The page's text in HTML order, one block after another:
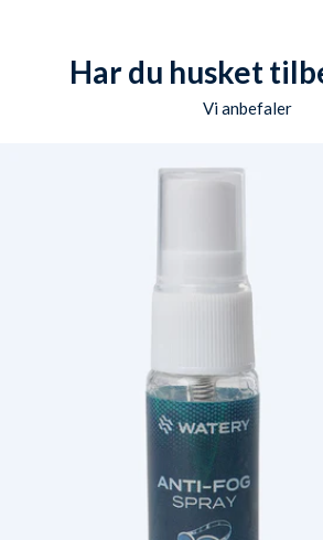
Har du husket
Vi anbefaler